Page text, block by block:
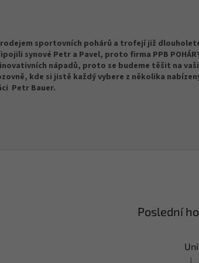
sportovních pohárů a trofejí již
synové Petr a Pavel, proto firma PPB
nápadů, proto se budeme těšit na
kde si jistě každý vybere z několika
Petr Bauer.
Poslední
|